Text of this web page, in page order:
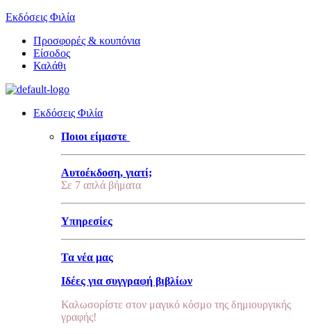
Εκδόσεις Φιλία
Προσφορές & κουπόνια
Είσοδος
Καλάθι
Εκδόσεις Φιλία
Ποιοι είμαστε
Αυτοέκδοση, γιατί;
Σε 7 απλά βήματα
Υπηρεσίες
Τα νέα μας
Ιδέες για συγγραφή βιβλίων
Καλωσορίστε στον μαγικό κόσμο της δημιουργικής
γραφής!